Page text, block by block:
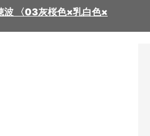
波 〈03灰桜色×乳白色×銀鼠色〉